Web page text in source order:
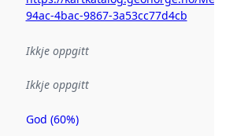
94ac-4bac-9867-3a53cc77d4cb
Ikkje oppgitt
Ikkje oppgitt
Metadatakvalitet
God (60%)